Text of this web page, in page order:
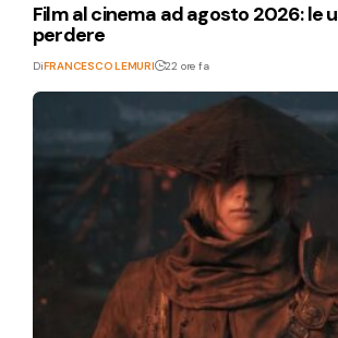
Film al cinema ad agosto 2026: le
perdere
DiFRANCESCO LEMURI 22 ore fa